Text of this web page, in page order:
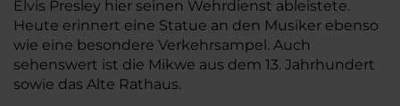
Elvis Presley hier seinen Wehrdienst ableistete.
Heute erinnert eine Statue an den Musiker ebenso
wie eine besondere Verkehrsampel. Auch
sehenswert ist die Mikwe aus dem 13. Jahrhundert
sowie das Alte Rathaus.